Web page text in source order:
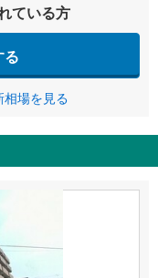
ている方
る
場を見る